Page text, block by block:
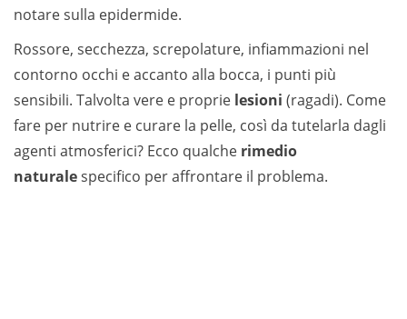
notare sulla epidermide.
Rossore, secchezza, screpolature, infiammazioni nel
contorno occhi e accanto alla bocca, i punti più
sensibili. Talvolta vere e proprie lesioni (ragadi). Come
fare per nutrire e curare la pelle, così da tutelarla dagli
agenti atmosferici? Ecco qualche rimedio
naturalespecifico per affrontare il problema.